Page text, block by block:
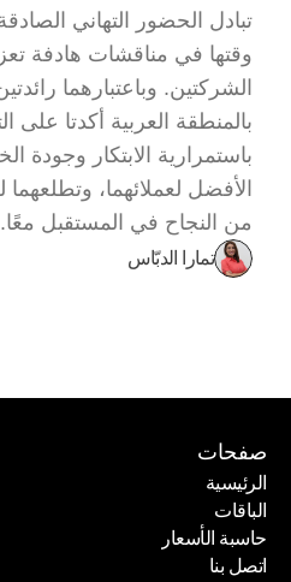
من النجاح في المستقبل معًا.
تمارا الدبّاس
صفحات
الرئيسية
الرئيسية
الباقات
الباقات
حاسبة الأسعار
حاسبة الأسعار
اتصل بنا